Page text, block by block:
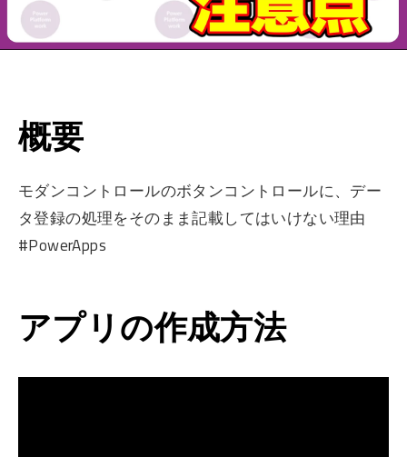
概要
モダンコントロールのボタンコントロールに、デー
タ登録の処理をそのまま記載してはいけない理由
#PowerApps
アプリの作成方法